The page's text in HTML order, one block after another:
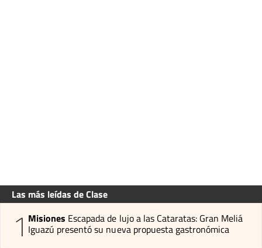
Las más leídas de Clase
1 Misiones Escapada de lujo a las Cataratas: Gran Meliá
Iguazú presentó su nueva propuesta gastronómica